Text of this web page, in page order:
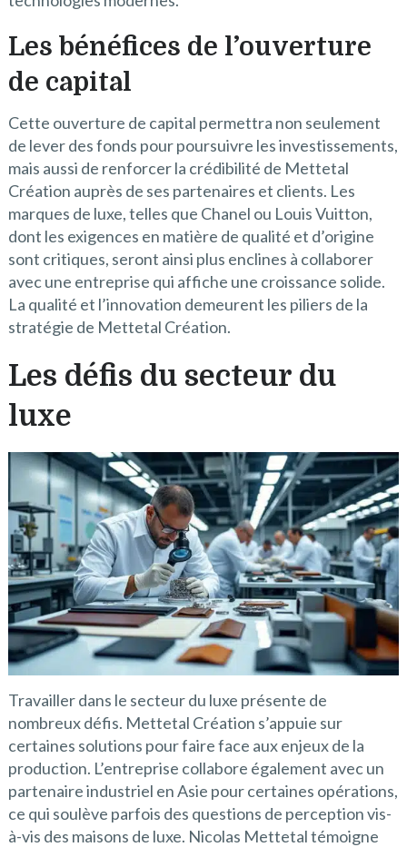
Les bénéfices de l’ouverture
de capital
Cette ouverture de capital permettra non seulement
de lever des fonds pour poursuivre les investissements,
mais aussi de renforcer la crédibilité de Mettetal
Création auprès de ses partenaires et clients. Les
marques de luxe, telles que Chanel ou Louis Vuitton,
dont les exigences en matière de qualité et d’origine
sont critiques, seront ainsi plus enclines à collaborer
avec une entreprise qui affiche une croissance solide.
La qualité et l’innovation demeurent les piliers de la
stratégie de Mettetal Création.
Les défis du secteur du
luxe
Travailler dans le secteur du luxe présente de
nombreux défis. Mettetal Création s’appuie sur
certaines solutions pour faire face aux enjeux de la
production. L’entreprise collabore également avec un
partenaire industriel en Asie pour certaines opérations,
ce qui soulève parfois des questions de perception vis-
à-vis des maisons de luxe. Nicolas Mettetal témoigne